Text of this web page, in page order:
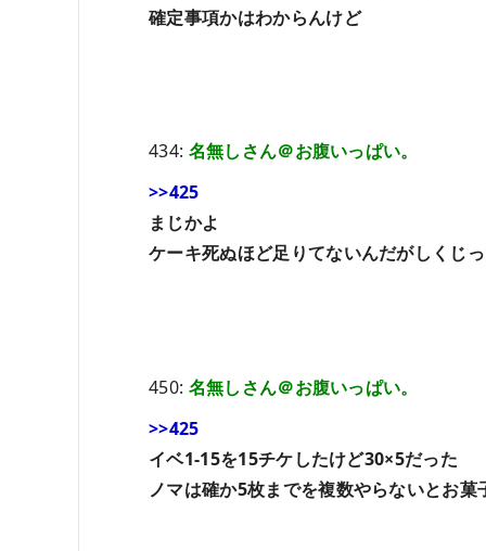
確定事項かはわからんけど
434: 名無しさん＠お腹いっぱい。
>>425
まじかよ
ケーキ死ぬほど足りてないんだがしくじ
450: 名無しさん＠お腹いっぱい。
>>425
イベ1-15を15チケしたけど30×5だった
ノマは確か5枚までを複数やらないとお菓